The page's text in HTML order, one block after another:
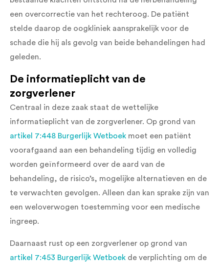
een overcorrectie van het rechteroog. De patiënt
stelde daarop de oogkliniek aansprakelijk voor de
schade die hij als gevolg van beide behandelingen had
geleden.
De informatieplicht van de
zorgverlener
Centraal in deze zaak staat de wettelijke
informatieplicht van de zorgverlener. Op grond van
artikel 7:448 Burgerlijk Wetboek moet een patiënt
voorafgaand aan een behandeling tijdig en volledig
worden geïnformeerd over de aard van de
behandeling, de risico’s, mogelijke alternatieven en de
te verwachten gevolgen. Alleen dan kan sprake zijn van
een weloverwogen toestemming voor een medische
ingreep.
Daarnaast rust op een zorgverlener op grond van
artikel 7:453 Burgerlijk Wetboek de verplichting om de